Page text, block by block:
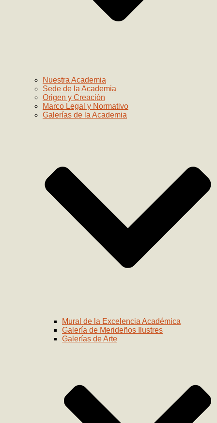
Nuestra Academia
Sede de la Academia
Origen y Creación
Marco Legal y Normativo
Galerías de la Academia
Mural de la Excelencia Académica
Galería de Merideños Ilustres
Galerías de Arte